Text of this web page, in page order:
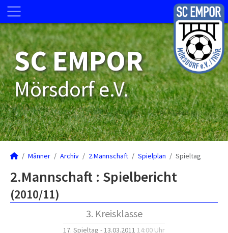
SC EMPOR
Mörsdorf e.V.
Männer Archiv 2.Mannschaft Spielplan Spieltag
2.Mannschaft : Spielbericht
(2010/11)
3. Kreisklasse
17. Spieltag - 13.03.2011 14:00 Uhr